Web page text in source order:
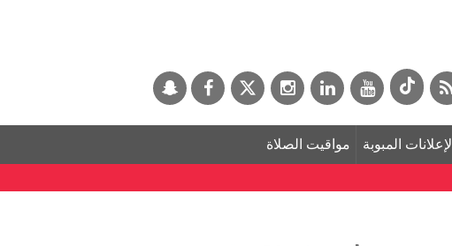
الإعلانات المبوبة مواقيت الصلاة